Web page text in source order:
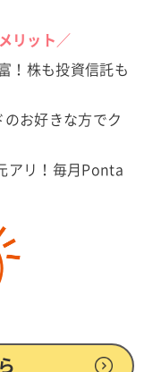
リット／
！株も投資信託も
のお好きな方でク
アリ！毎月Ponta